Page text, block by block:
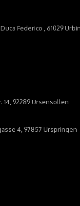
Federico , 61029
14, 92289 Ursensollen
4, 97857 Urspringen